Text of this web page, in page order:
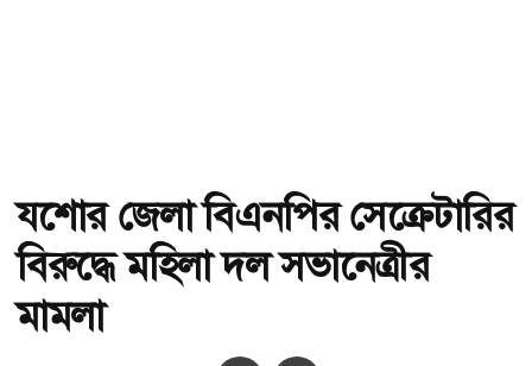
যশোর জেলা বিএনপির সেক্রেটারির
বিরুদ্ধে মহিলা দল সভানেত্রীর
মামলা